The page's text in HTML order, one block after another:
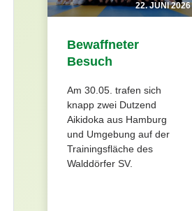
22. JUNI 2026
Bewaffneter
Besuch
Am 30.05. trafen sich
knapp zwei Dutzend
Aikidoka aus Hamburg
und Umgebung auf der
Trainingsfläche des
Walddörfer SV.